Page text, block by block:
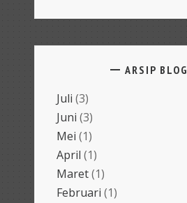
ARSIP BLOG
Juli (3)
Juni (3)
Mei (1)
April (1)
Maret(1)
Februari (1)